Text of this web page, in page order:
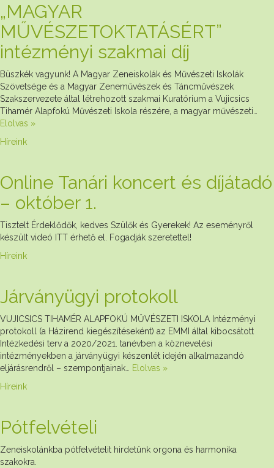
„MAGYAR
MŰVÉSZETOKTATÁSÉRT”
intézményi szakmai díj
Büszkék vagyunk! A Magyar Zeneiskolák és Művészeti Iskolák
Szövetsége és a Magyar Zeneművészek és Táncművészek
Szakszervezete által létrehozott szakmai Kuratórium a Vujicsics
Tihamér Alapfokú Művészeti Iskola részére, a magyar művészeti…
Elolvas »
Híreink
Online Tanári koncert és díjátadó
– október 1.
Tisztelt Érdeklődők, kedves Szülők és Gyerekek! Az eseményről
készült videó ITT érhető el. Fogadják szeretettel!
Híreink
Járványügyi protokoll
VUJICSICS TIHAMÉR ALAPFOKÚ MŰVÉSZETI ISKOLA Intézményi
protokoll (a Házirend kiegészítéseként) az EMMI által kibocsátott
Intézkedési terv a 2020/2021. tanévben a köznevelési
intézményekben a járványügyi készenlét idején alkalmazandó
eljárásrendről – szempontjainak… Elolvas »
Híreink
Pótfelvételi
Zeneiskolánkba pótfelvételit hirdetünk orgona és harmonika
szakokra.